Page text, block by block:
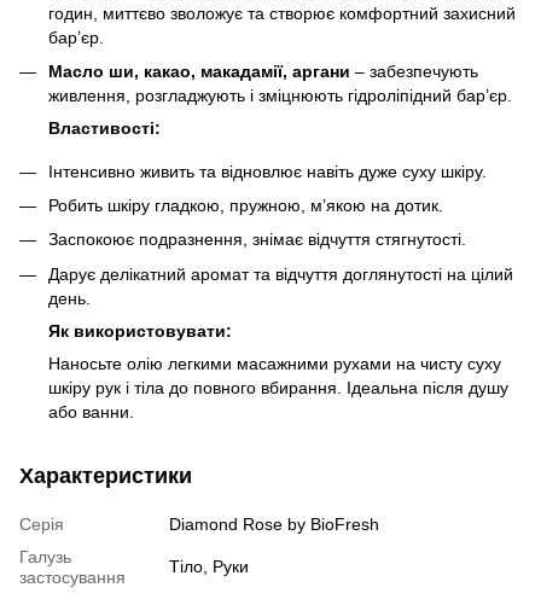
годин, миттєво зволожує та створює комфортний захисний
бар’єр.
Масло ши, какао, макадамії, аргани – забезпечують
живлення, розгладжують і зміцнюють гідроліпідний бар’єр.
Властивості:
Інтенсивно живить та відновлює навіть дуже суху шкіру.
Робить шкіру гладкою, пружною, м’якою на дотик.
Заспокоює подразнення, знімає відчуття стягнутості.
Дарує делікатний аромат та відчуття доглянутості на цілий
день.
Як використовувати:
Наносьте олію легкими масажними рухами на чисту суху
шкіру рук і тіла до повного вбирання. Ідеальна після душу
або ванни.
Характеристики
Серія
Diamond Rose by BioFresh
Галузь
застосування
Тіло, Руки